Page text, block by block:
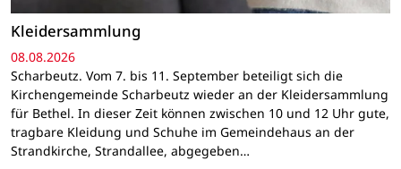
Kleidersammlung
08.08.2026
Scharbeutz. Vom 7. bis 11. September beteiligt sich die
Kirchengemeinde Scharbeutz wieder an der Kleidersammlung
für Bethel. In dieser Zeit können zwischen 10 und 12 Uhr gute,
tragbare Kleidung und Schuhe im Gemeindehaus an der
Strandkirche, Strandallee, abgegeben…